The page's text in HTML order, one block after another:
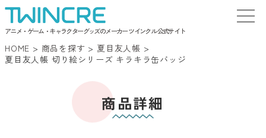
アニメ・ゲーム・キャラクターグッズのメーカー ツインクル 公式サイト
HOME > 商品を探す >夏目友人帳 >
夏目友人帳 切り絵シリーズ キラキラ缶バッジ
商品詳細